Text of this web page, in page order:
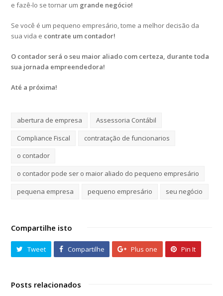
e fazê-lo se tornar um grande negócio!
Se você é um pequeno empresário, tome a melhor decisão da
sua vida e contrate um contador!
O contador será o seu maior aliado com certeza, durante toda
sua jornada empreendedora!
Até a próxima!
abertura de empresa
Assessoria Contábil
Compliance Fiscal
contratação de funcionarios
o contador
o contador pode ser o maior aliado do pequeno empresário
pequena empresa
pequeno empresário seu negócio
Compartilhe isto
Tweet Compartilhe Plus one Pin It
Posts relacionados